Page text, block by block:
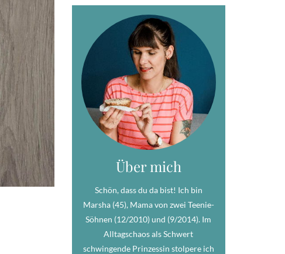
Über mich
Schön, dass du da bist! Ich bin
Marsha (45), Mama von zwei Teenie-
Söhnen (12/2010) und (9/2014). Im
Alltagschaos als Schwert
schwingende Prinzessin stolpere ich